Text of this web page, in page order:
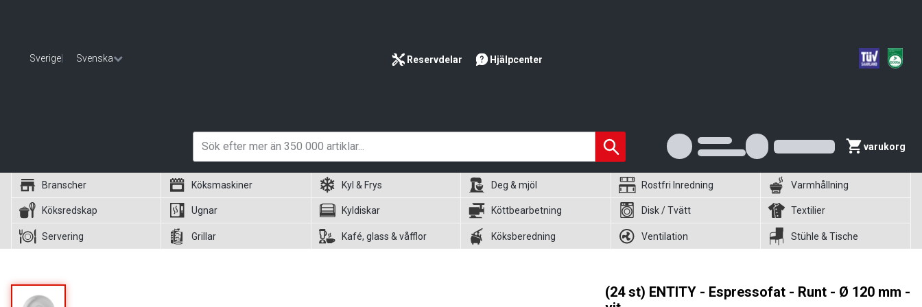
Sverige Svenska Reservdelar Hjälpcenter
varukorg
Branscher Köksmaskiner Kyl & Frys Deg & mjöl Rostfri Inredning Varmhållning
Köksredskap Ugnar Kyldiskar Köttbearbetning Disk / Tvätt Textilier
Servering Grillar Kafé, glass & våfflor Köksberedning Ventilation Stühle & Tische
(24 st) ENTITY - Espressofat - Runt - Ø 120 mm -